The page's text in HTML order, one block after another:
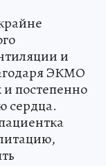
и
ЭКМО
и постепенно
сердца.